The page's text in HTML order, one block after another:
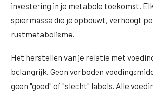
investering in je metabole toekomst.
spiermassa die je opbouwt, verhoogt
rustmetabolisme.
Het herstellen van je relatie met
belangrijk. Geen verboden
geen "goed" of "slecht" labels. Alle